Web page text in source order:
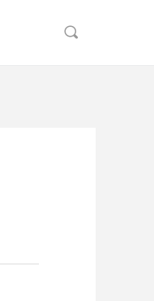
끠